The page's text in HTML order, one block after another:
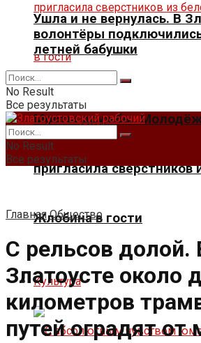
Мосты дружбы.
пригласила сверстников
Жлобина в гости
Культура
Ушла и не вернулась. В
волонтёры
летней бабушки
No Result
Все результаты
No Result
Все результаты
Главная Общество
С рельсов долой.
Златоусте около
километров
путей оградят